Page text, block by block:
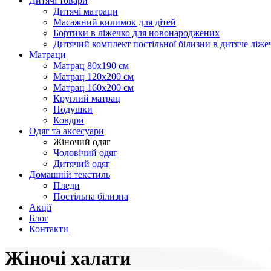
Дитячі матраци
Масажний килимок для дітей
Бортики в ліжечко для новонароджених
Дитячий комплект постільної білизни в дитяче
Матраци
Матрац 80х190 см
Матрац 120х200 см
Матрац 160х200 см
Круглий матрац
Подушки
Ковдри
Одяг та аксесуари
Жіночий одяг
Чоловічий одяг
Дитячий одяг
Домашній текстиль
Пледи
Постільна білизна
Акції
Блог
Контакти
Жіночі халати